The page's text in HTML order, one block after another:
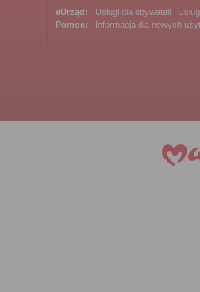
eUrząd: Usługi dla obywateli
Pomoc:
Informacja dla nowych